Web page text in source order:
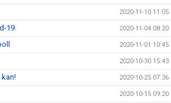
2020-11-10 11:05
19. 2020-11-04 08:20
2020-11-01 10:45
2020-10-30 15:43
kan! 2020-10-25 07:36
2020-10-15 09:20